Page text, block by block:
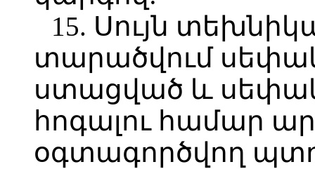
15. Սույն
տարածվում
ստացված և
հոգալու համար
օգտագործվող